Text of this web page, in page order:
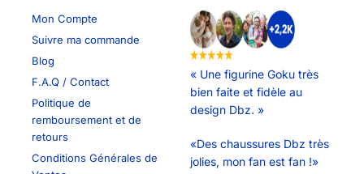
Mon Compte
Suivre ma commande
Blog
F.A.Q / Contact
Politique de
remboursement et de
retours
Conditions Générales de
« Une figurine Goku très
bien faite et fidèle au
design Dbz. »
«Des chaussures Dbz très
jolies, mon fan est fan !»